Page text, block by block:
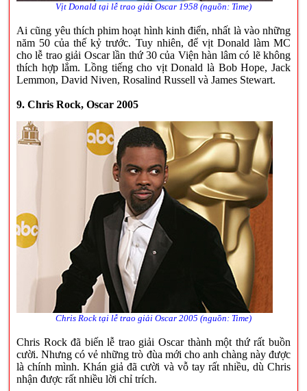
Vịt Donald tại lễ trao giải Oscar 1958 (nguồn: Time)
Ai cũng yêu thích phim hoạt hình kinh điển, nhất là vào những
năm 50 của thế kỷ trước. Tuy nhiên, để vịt Donald làm MC
cho lễ trao giải Oscar lần thứ 30 của Viện hàn lâm có lẽ không
thích hợp lắm. Lồng tiếng cho vịt Donald là Bob Hope, Jack
Lemmon, David Niven, Rosalind Russell và James Stewart.
9. Chris Rock, Oscar 2005
Chris Rock tại lễ trao giải Oscar 2005 (nguồn: Time)
Chris Rock đã biến lễ trao giải Oscar thành một thứ rất buồn
cười. Nhưng có vẻ những trò đùa mới cho anh chàng này được
là chính mình. Khán giả đã cười và vỗ tay rất nhiều, dù Chris
nhận được rất nhiều lời chỉ trích.